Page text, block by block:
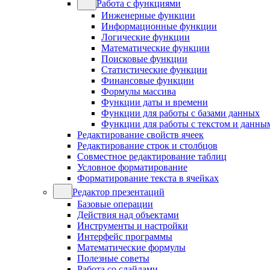
Работа с функциями
Инженерные функции
Информационные функции
Логические функции
Математические функции
Поисковые функции
Статистические функции
Финансовые функции
Формулы массива
Функции даты и времени
Функции для работы с базами данных
Функции для работы с текстом и
Редактирование свойств ячеек
Редактирование строк и столбцов
Совместное редактирование таблиц
Условное форматирование
Форматирование текста в ячейках
Редактор презентаций
Базовые операции
Действия над объектами
Инструменты и настройки
Интерфейс программы
Математические формулы
Полезные советы